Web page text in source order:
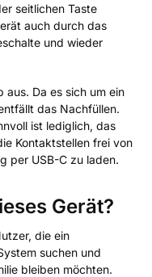
seitlichen Taste
auch durch das
und wieder
Da es sich um ein
das Nachfüllen.
ist lediglich, das
Kontaktstellen frei von
per USB-C zu laden.
Gerät?
die ein
suchen und
bleiben möchten.